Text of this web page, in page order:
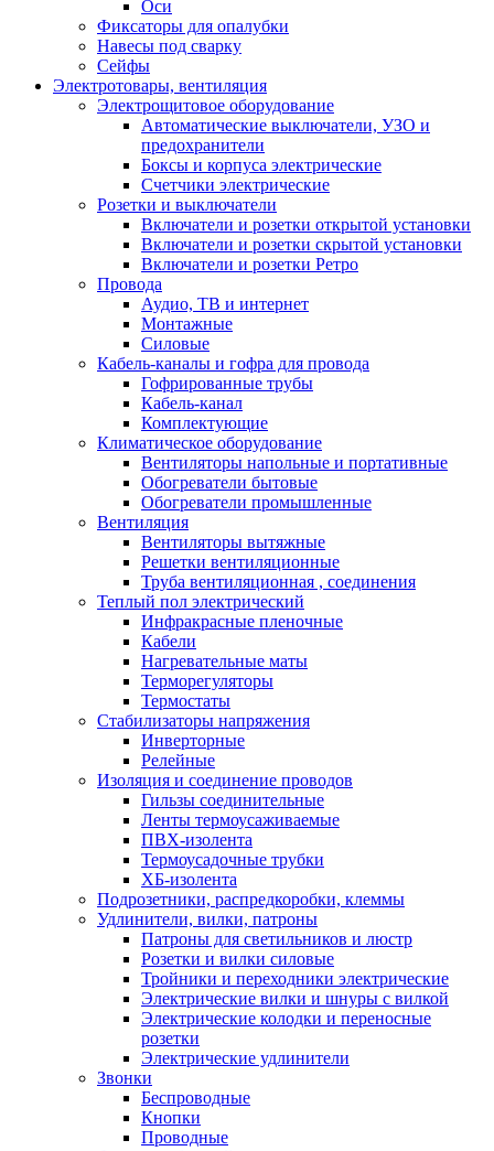
Оси
Фиксаторы для опалубки
Навесы под сварку
Сейфы
Электротовары, вентиляция
Электрощитовое оборудование
Автоматические выключатели, УЗО и
предохранители
Боксы и корпуса электрические
Счетчики электрические
Розетки и выключатели
Включатели и розетки открытой установки
Включатели и розетки скрытой установки
Включатели и розетки Ретро
Провода
Аудио, ТВ и интернет
Монтажные
Силовые
Кабель-каналы и гофра для провода
Гофрированные трубы
Кабель-канал
Комплектующие
Климатическое оборудование
Вентиляторы напольные и портативные
Обогреватели бытовые
Обогреватели промышленные
Вентиляция
Вентиляторы вытяжные
Решетки вентиляционные
Труба вентиляционная , соединения
Теплый пол электрический
Инфракрасные пленочные
Кабели
Нагревательные маты
Терморегуляторы
Термостаты
Стабилизаторы напряжения
Инверторные
Релейные
Изоляция и соединение проводов
Гильзы соединительные
Ленты термоусаживаемые
ПВХ-изолента
Термоусадочные трубки
ХБ-изолента
Подрозетники, распредкоробки, клеммы
Удлинители, вилки, патроны
Патроны для светильников и люстр
Розетки и вилки силовые
Тройники и переходники электрические
Электрические вилки и шнуры с вилкой
Электрические колодки и переносные
розетки
Электрические удлинители
Звонки
Беспроводные
Кнопки
Проводные